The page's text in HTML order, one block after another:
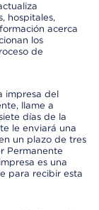
hospitales,
acerca
los
de
impresa del
llame a
días de la
le enviará una
un plazo de tres
Permanente
es una
para recibir esta